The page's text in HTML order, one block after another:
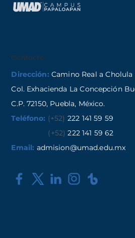
Contacto
Dirección: Camino Real a Cholula
Col. Exhacienda La Concepción
C.P. 72150, Puebla, México.
Teléfono: (+52) 222 141 59 59
(+52) 222 141 59 62
Email: admision@umad.edu.mx